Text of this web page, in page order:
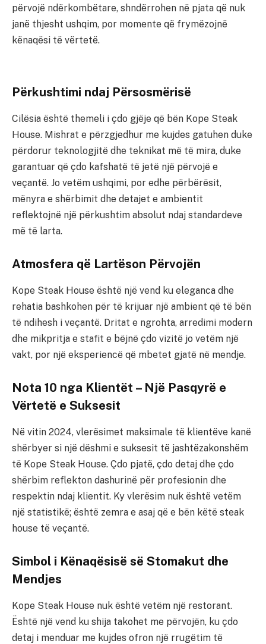
përvojë ndërkombëtare, shndërrohen në pjata që nuk
janë thjesht ushqim, por momente që frymëzojnë
kënaqësi të vërtetë.
Përkushtimi ndaj Përsosmërisë
Cilësia është themeli i çdo gjëje që bën Kope Steak
House. Mishrat e përzgjedhur me kujdes gatuhen duke
përdorur teknologjitë dhe teknikat më të mira, duke
garantuar që çdo kafshatë të jetë një përvojë e
veçantë. Jo vetëm ushqimi, por edhe përbërësit,
mënyra e shërbimit dhe detajet e ambientit
reflektojnë një përkushtim absolut ndaj standardeve
më të larta.
Atmosfera që Lartëson Përvojën
Kope Steak House është një vend ku eleganca dhe
rehatia bashkohen për të krijuar një ambient që të bën
të ndihesh i veçantë. Dritat e ngrohta, arredimi modern
dhe mikpritja e stafit e bëjnë çdo vizitë jo vetëm një
vakt, por një eksperiencë që mbetet gjatë në mendje.
Nota 10 nga Klientët – Një Pasqyrë e
Vërtetë e Suksesit
Në vitin 2024, vlerësimet maksimale të klientëve kanë
shërbyer si një dëshmi e suksesit të jashtëzakonshëm
të Kope Steak House. Çdo pjatë, çdo detaj dhe çdo
shërbim reflekton dashurinë për profesionin dhe
respektin ndaj klientit. Ky vlerësim nuk është vetëm
një statistikë; është zemra e asaj që e bën këtë steak
house të veçantë.
Simbol i Kënaqësisë së Stomakut dhe
Mendjes
Kope Steak House nuk është vetëm një restorant.
Është një vend ku shija takohet me përvojën, ku çdo
detaj i menduar me kujdes ofron një rrugëtim të